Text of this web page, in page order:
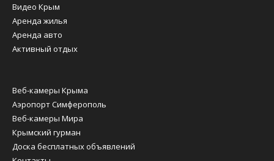
Видео Крым
Аренда жилья
Аренда авто
Активный отдых
Веб-камеры Крыма
Аэропорт Симферополь
Веб-камеры Мира
Крымский гурман
Доска бесплатных объявлений